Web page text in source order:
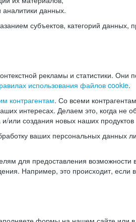
данных.
субъектов, категорий данных,
рекламы и статистики.
использования файлов cookie.
контрагентам. Со всеми
интересах. Делаем это, когда
или создания новых наших продуктов
ваших персональных
для предоставления возможности
Например, это происходит,